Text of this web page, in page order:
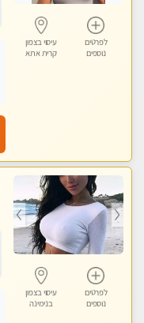
לפרטים
נוספים
עיסוי בצפון
קרית אתא
לפרטים
נוספים
עיסוי בצפון
בנימינה